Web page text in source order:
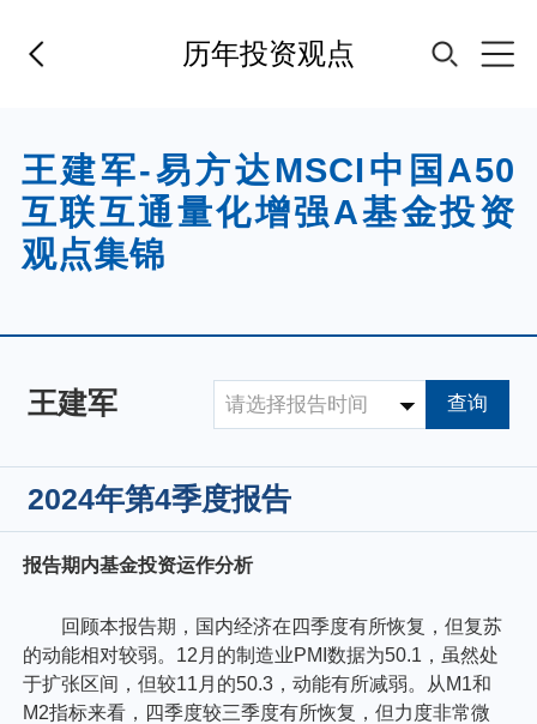
历年投资观点
首页
基金经理
指数专区
FOF
投资顾问
关于我们
王建军-易方达MSCI中国A50
互联互通量化增强A基金投资
观点集锦
王建军 请选择报告时间 查询
2024年第4季度报告
报告期内基金投资运作分析
回顾本报告期，国内经济在四季度有所恢复，但复苏
的动能相对较弱。12月的制造业PMI数据为50.1，虽然处
于扩张区间，但较11月的50.3，动能有所减弱。从M1和
M2指标来看，四季度较三季度有所恢复，但力度非常微